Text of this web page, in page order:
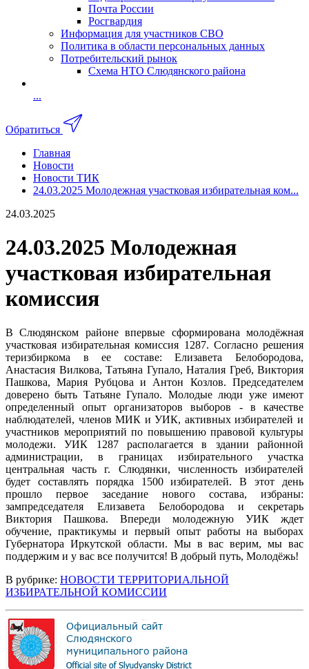
Почта России
Росгвардия
Информация для участников СВО
Политика в области персональных данных
Потребительский рынок
Схема НТО Слюдянского района
...
Обратиться
Главная
Новости
Новости ТИК
24.03.2025 Молодежная участковая избирательная ком...
24.03.2025
24.03.2025 Молодежная
участковая избирательная
комиссия
В Слюдянском районе впервые сформирована молодёжная
участковая избирательная комиссия 1287. Согласно решения
теризбиркома в ее составе: Елизавета Белобородова,
Анастасия Вилкова, Татьяна Гупало, Наталия Греб, Виктория
Пашкова, Мария Рубцова и Антон Козлов. Председателем
доверено быть Татьяне Гупало. Молодые люди уже имеют
определенный опыт организаторов выборов - в качестве
наблюдателей, членов МИК и УИК, активных избирателей и
участников мероприятий по повышению правовой культуры
молодежи. УИК 1287 располагается в здании районной
администрации, в границах избирательного участка
центральная часть г. Слюдянки, численность избирателей
будет составлять порядка 1500 избирателей. В этот день
прошло первое заседание нового состава, избраны:
зампредседателя Елизавета Белобородова и секретарь
Виктория Пашкова. Впереди молодежную УИК ждет
обучение, практикумы и первый опыт работы на выборах
Губернатора Иркутской области. Мы в вас верим, мы вас
поддержим и у вас все получится! В добрый путь, Молодёжь!
В рубрике: НОВОСТИ ТЕРРИТОРИАЛЬНОЙ
ИЗБИРАТЕЛЬНОЙ КОМИССИИ